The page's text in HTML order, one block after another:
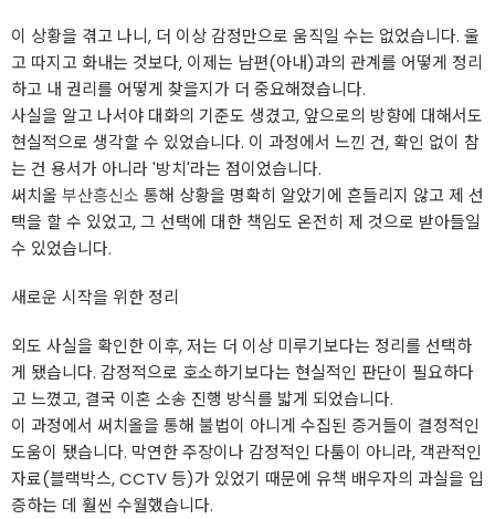
이 상황을 겪고 나니, 더 이상 감정만으로 움직일 수는 없었습니다. 울
고 따지고 화내는 것보다, 이제는 남편(아내)과의 관계를 어떻게 정리
하고 내 권리를 어떻게 찾을지가 더 중요해졌습니다.
사실을 알고 나서야 대화의 기준도 생겼고, 앞으로의 방향에 대해서도
현실적으로 생각할 수 있었습니다. 이 과정에서 느낀 건, 확인 없이 참
는 건 용서가 아니라 '방치'라는 점이었습니다.
써치올 부산흥신소 통해 상황을 명확히 알았기에 흔들리지 않고 제 선
택을 할 수 있었고, 그 선택에 대한 책임도 온전히 제 것으로 받아들일
수 있었습니다.
새로운 시작을 위한 정리
외도 사실을 확인한 이후, 저는 더 이상 미루기보다는 정리를 선택하
게 됐습니다. 감정적으로 호소하기보다는 현실적인 판단이 필요하다
고 느꼈고, 결국 이혼 소송 진행 방식를 밟게 되었습니다.
이 과정에서 써치올을 통해 불법이 아니게 수집된 증거들이 결정적인
도움이 됐습니다. 막연한 주장이나 감정적인 다툼이 아니라, 객관적인
자료(블랙박스, CCTV 등)가 있었기 때문에 유책 배우자의 과실을 입
증하는 데 훨씬 수월했습니다.